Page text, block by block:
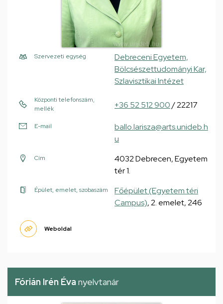
Szervezeti egység
Debreceni Egyetem,
Bölcsészettudományi Kar,
Szlavisztikai Intézet
Központi telefonszám,
mellék
+36 52 512 900/ 22217
E-mail
ballo.larisza@arts.unideb.h
u
Cím
4032 Debrecen, Egyetem
tér 1.
Épület, emelet, szobaszám
Főépület (Egyetem téri
Campus), 2. emelet, 246
Weboldal
Fórián Irén Éva nyelvtanár